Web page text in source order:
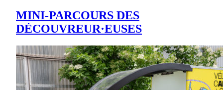
MINI-PARCOURS DES
DÉCOUVREUR·EUSES